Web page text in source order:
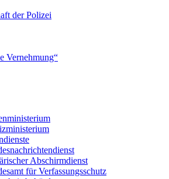
der Polizei
Vernehmung“
Abschirmdienst
für Verfassungsschutz